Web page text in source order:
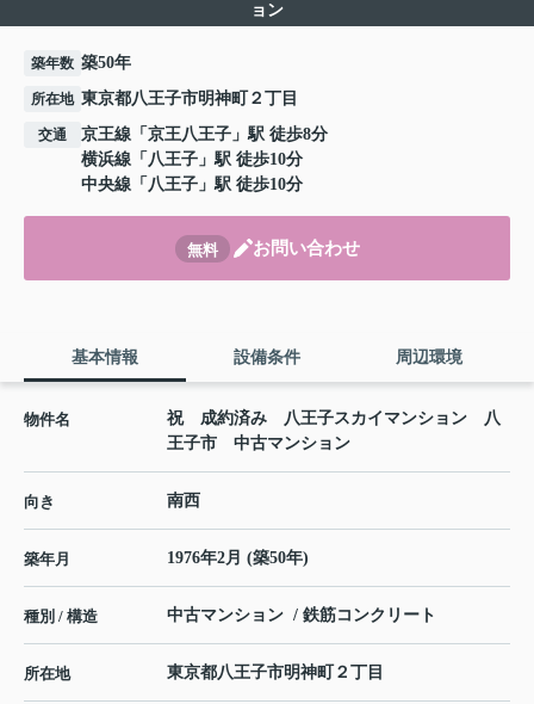
ョン
築年数 築50年
所在地 東京都八王子市明神町２丁目
交通 京王線 「 京王八王子 」駅 徒歩8分
横浜線 「 八王子 」駅 徒歩10分
中央線 「 八王子 」駅 徒歩10分
無料 お問い合わせ
基本情報 設備条件 周辺環境
物件名
祝 成約済み 八王子スカイマンション 八
王子市 中古マンション
向き 南西
築年月 1976年2月 (築50年)
種別 / 構造 中古マンション / 鉄筋コンクリート
所在地 東京都八王子市明神町 ２丁目